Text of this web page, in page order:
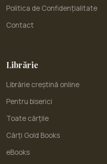
Politica de Confidențialitate
Contact
Librărie
Librărie creștină online
Pentru biserici
Toate cărțile
Cărți Gold Books
eBooks